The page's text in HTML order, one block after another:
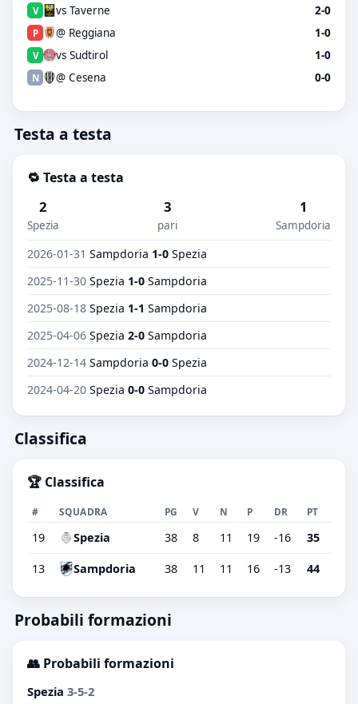
V vs Taverne 2-0
P @ Reggiana 1-0
V vs Sudtirol 1-0
N @ Cesena 0-0
Testa a testa
🔁 Testa a testa
2
Spezia
3
pari
1
Sampdoria
2026-01-31 Sampdoria 1-0 Spezia
2025-11-30 Spezia 1-0 Sampdoria
2025-08-18 Spezia 1-1 Sampdoria
2025-04-06 Spezia 2-0 Sampdoria
2024-12-14 Sampdoria 0-0 Spezia
2024-04-20 Spezia 0-0 Sampdoria
Classifica
🏆 Classifica
# SQUADRA PG V N P DR PT
19 Spezia 38 8 11 19 -16 35
13 Sampdoria 38 11 11 16 -13 44
Probabili formazioni
👥 Probabili formazioni
Spezia 3-5-2